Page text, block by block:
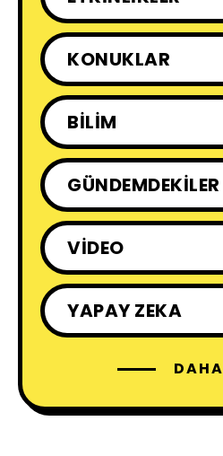
KONUKLAR
BILIM
GÜNDEMDEKILER
VIDEO
YAPAY ZEKA
DAHA